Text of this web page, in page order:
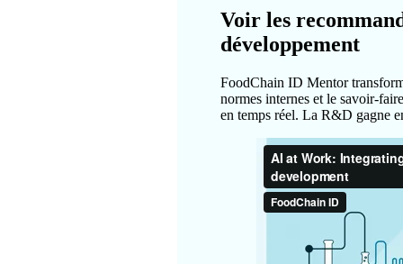
Voir les
développement
FoodChain ID Mentor
normes internes et le savoir-
en temps réel. La R&D gagne